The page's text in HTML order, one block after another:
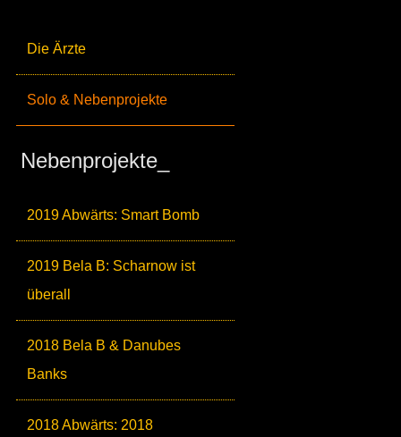
Die Ärzte
Solo & Nebenprojekte
Nebenprojekte_
2019 Abwärts: Smart Bomb
2019 Bela B: Scharnow ist
überall
2018 Bela B & Danubes
Banks
2018 Abwärts: 2018